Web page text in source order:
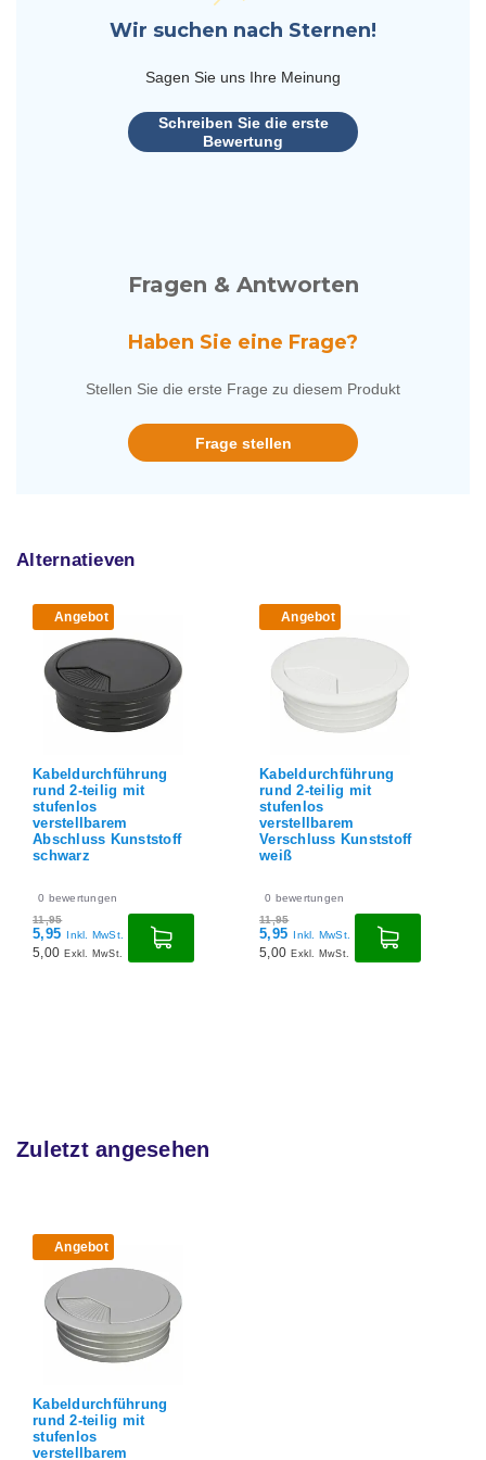
Wir suchen nach Sternen!
Sagen Sie uns Ihre Meinung
Schreiben Sie die erste
Bewertung
Fragen & Antworten
Haben Sie eine Frage?
Stellen Sie die erste Frage zu diesem Produkt
Frage stellen
Alternatieven
Angebot
2-teilig mit
Kunststoff
bewertungen
Inkl. MwSt.
Exkl. MwSt.
Angebot
Kabeldurchführung
rund 2-teilig mit
stufenlos
verstellbarem
Verschluss Kunststoff
bewertungen
Inkl. MwSt.
Exkl. MwSt.
Zuletzt angesehen
Angebot
Kabeldurchführung
rund 2-teilig mit
stufenlos
verstellbarem